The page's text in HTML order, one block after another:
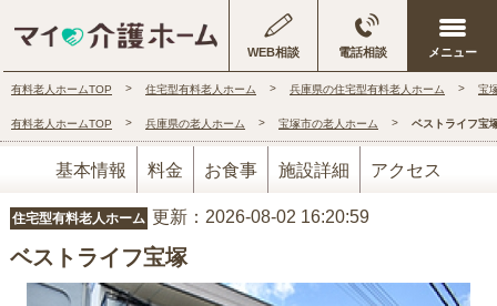
WEB相談 電話相談
有料老人ホームTOP 住宅型有料老人ホーム 兵庫県の住宅型有料老人ホーム 宝
有料老人ホームTOP 兵庫県の老人ホーム 宝塚市の老人ホーム ベストライフ宝
基本情報 料金 お食事 施設詳細 アクセス
住宅型有料老人ホーム 更新：2026-08-02 16:20:59
ベストライフ宝塚